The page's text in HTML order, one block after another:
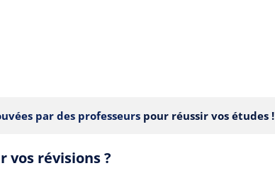
par des professeurs pour réussir vos études !
vos révisions ?